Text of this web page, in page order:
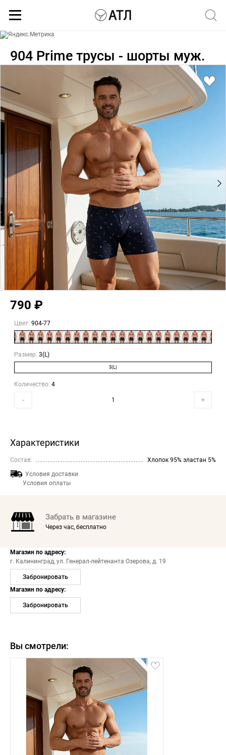
904 Prime трусы - шорты муж.
790 ₽
Цвет: 904-77
Размер: 3(L)
3(L)
Количество: 4
- +
Характеристики
Состав:
Хлопок 95% эластан 5%
Условия доставки
Условия оплаты
Забрать в магазине
Через час, бесплатно
Магазин по адресу:
г. Калининград, ул. Генерал-лейтенанта Озерова, д. 19
Забронировать
Магазин по адресу:
Забронировать
Вы смотрели: